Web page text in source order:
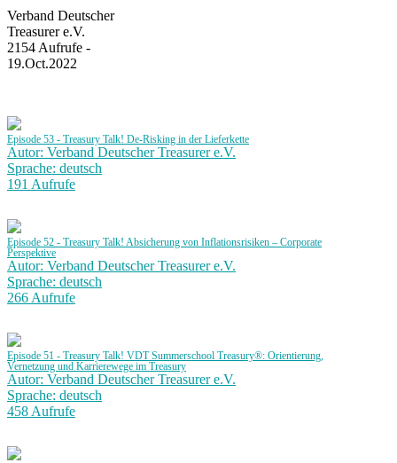
Verband Deutscher
Treasurer e.V.
2154 Aufrufe -
19.Oct.2022
Episode 53 - Treasury Talk! De-Risking in der Lieferkette
Autor: Verband Deutscher Treasurer e.V.
Sprache: deutsch
191 Aufrufe
Episode 52 - Treasury Talk! Absicherung von Inflationsrisiken – Corporate
Perspektive
Autor: Verband Deutscher Treasurer e.V.
Sprache: deutsch
266 Aufrufe
Episode 51 - Treasury Talk! VDT Summerschool Treasury®: Orientierung,
Vernetzung und Karrierewege im Treasury
Autor: Verband Deutscher Treasurer e.V.
Sprache: deutsch
458 Aufrufe